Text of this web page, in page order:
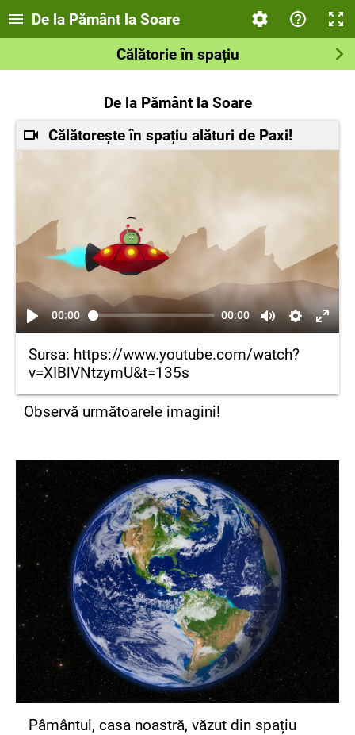
De la Pământ la Soare
Călătorie în spațiu
De la Pământ la Soare
Călătorește în spațiu alături de Paxi!
00:00 00:00
Sursa: https://www.youtube.com/watch?
v=XIBlVNtzymU&t=135s
Observă următoarele imagini!
Pâmântul, casa noastră, văzut din spațiu